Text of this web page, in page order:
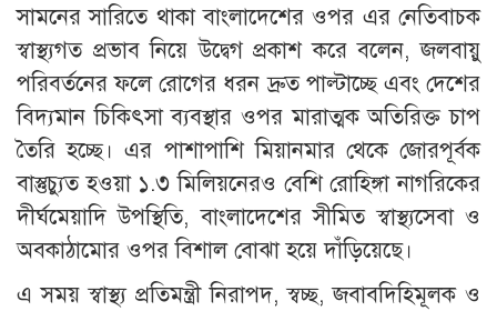
সামনের সারিতে থাকা বাংলাদেশের ওপর এর নেতিবাচক
স্বাস্থ্যগত প্রভাব নিয়ে উদ্বেগ প্রকাশ করে বলেন, জলবায়ু
পরিবর্তনের ফলে রোগের ধরন দ্রুত পাল্টাচ্ছে এবং দেশের
বিদ্যমান চিকিৎসা ব্যবস্থার ওপর মারাত্মক অতিরিক্ত চাপ
তৈরি হচ্ছে। এর পাশাপাশি মিয়ানমার থেকে জোরপূর্বক
বাস্তুচ্যুত হওয়া ১.৩ মিলিয়নেরও বেশি রোহিঙ্গা নাগরিকের
দীর্ঘমেয়াদি উপস্থিতি, বাংলাদেশের সীমিত স্বাস্থ্যসেবা ও
অবকাঠামোর ওপর বিশাল বোঝা হয়ে দাঁড়িয়েছে।
এ সময় স্বাস্থ্য প্রতিমন্ত্রী নিরাপদ, স্বচ্ছ, জবাবদিহিমূলক ও